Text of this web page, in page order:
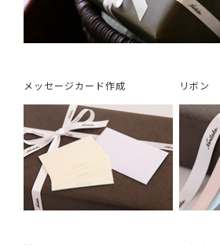
メッセージカード作成 リボン